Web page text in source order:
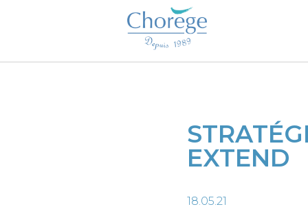
EXTEND
18.05.21